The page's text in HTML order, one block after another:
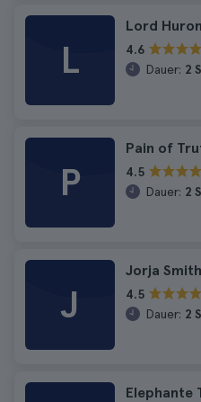
L
Lord
4.6
Dauer: 2
P
Pain of
4.5
Dauer: 2
J
Jorja
4.5
Dauer: 2
Elephante